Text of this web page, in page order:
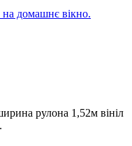
на домашнє вікно.
рулона 1,52м вініл